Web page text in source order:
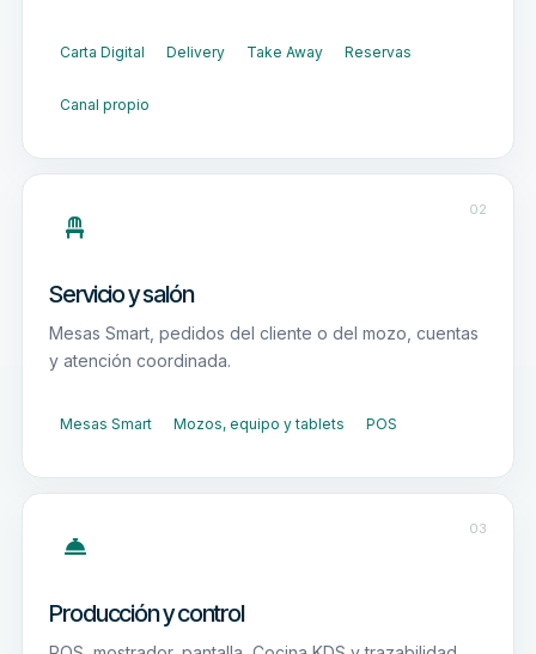
Carta Digital Delivery Take Away Reservas
Canal propio
02
Servicio y salón
Mesas Smart, pedidos del cliente o del mozo, cuentas
y atención coordinada.
Mesas Smart Mozos, equipo y tablets POS
03
Producción y control